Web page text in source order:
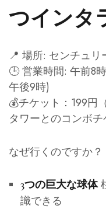
つインタ
📍 場所: センチュ
🕒 営業時間: 午前8
午後9時)
💰チケット：199円
タワーとのコンボチ
なぜ行くのですか？
3つの巨大な球体
識できる